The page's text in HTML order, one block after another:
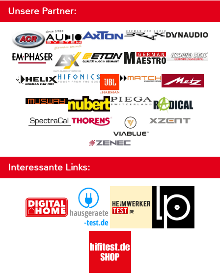
Unsere Partner:
Interessante Links: